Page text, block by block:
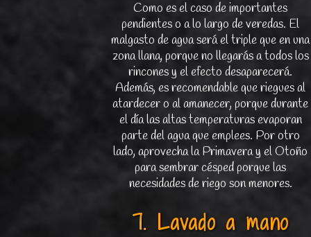
Como es el caso de importantes
pendientes o a lo largo de veredas. El
malgasto de agua será el triple que en una
zona llana, porque no llegarás a todos los
rincones y el efecto desaparecerá.
Además, es recomendable que riegues al
atardecer o al amanecer, porque durante
el día las altas temperaturas evaporan
parte del agua que emplees. Por otro
lado, aprovecha la Primavera y el Otoño
para sembrar césped porque las
necesidades de riego son menores.
7. Lavado a mano